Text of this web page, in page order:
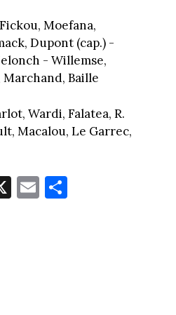
Moefana,
Dupont (cap.) -
- Willemse,
Baille
Wardi, Falatea, R.
Macalou, Le Garrec,
X E
m
Pa